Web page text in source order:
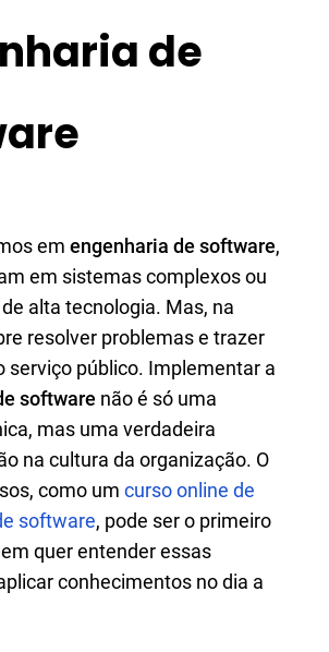
de
em engenharia de software,
em sistemas complexos ou
alta tecnologia. Mas, na
resolver problemas e trazer
serviço público. Implementar a
software não é só uma
mas uma verdadeira
na cultura da organização. O
como um curso online de
software, pode ser o primeiro
quer entender essas
conhecimentos no dia a